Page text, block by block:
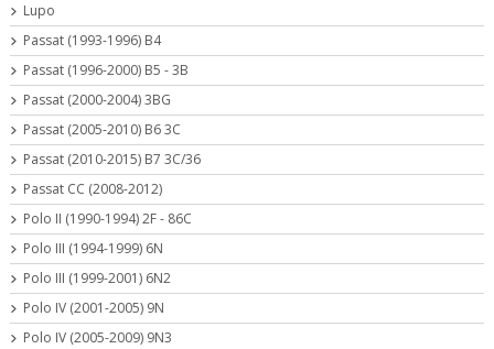
Lupo
Passat (1993-1996) B4
Passat (1996-2000) B5 - 3B
Passat (2000-2004) 3BG
Passat (2005-2010) B6 3C
Passat (2010-2015) B7 3C/36
Passat CC (2008-2012)
Polo II (1990-1994) 2F - 86C
Polo III (1994-1999) 6N
Polo III (1999-2001) 6N2
Polo IV (2001-2005) 9N
Polo IV (2005-2009) 9N3